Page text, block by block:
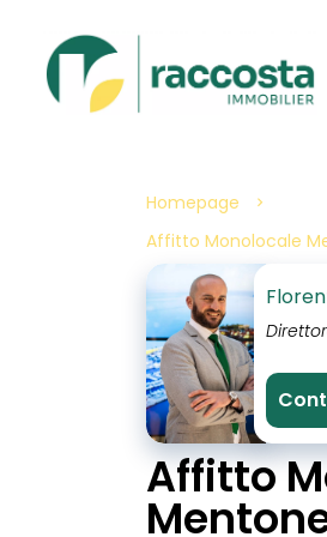
Homepage
Affitto Monolocale
Affitto